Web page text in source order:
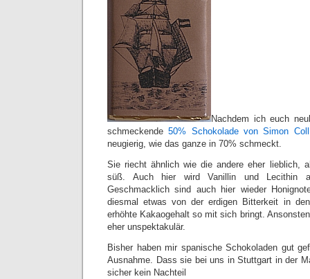
Nachdem ich euch
schmeckende50% Schokolade von Simon
neugierig, wie das ganze in 70% schmeckt.
Sie riecht ähnlich wie die andere eher lieblich,
süß. Auch hier wird Vanillin und Lecithin
Geschmacklich sind auch hier wieder
diesmal etwas von der erdigen Bitterkeit in
erhöhte Kakaogehalt so mit sich bringt.
eher unspektakulär.
Bisher haben mir spanische Schokoladen gut
Ausnahme. Dass sie bei uns in Stuttgart in der
sicher kein Nachteil